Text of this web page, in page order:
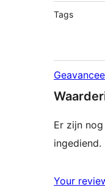
Tags
Er zijn
ingediend.
Your